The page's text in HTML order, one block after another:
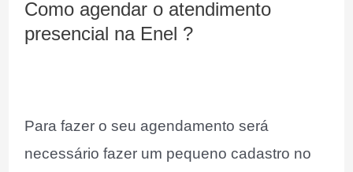
Como agendar o atendimento
presencial na Enel ?
Para fazer o seu agendamento será
necessário fazer um pequeno cadastro no